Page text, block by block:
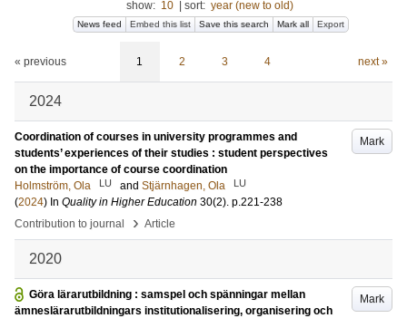
show: 10 sort: year (new to old)
News feed Embed this list Save this search Mark all Export
« previous 1 2 3 4 next »
2024
Mark
Coordination of courses in university programmes and
students’ experiences of their studies : student perspectives
on the importance of course coordination
Holmström, Ola
LU and Stjärnhagen, Ola LU
(2024) In Quality in Higher Education 30(2). p.221-238
Contribution to journal
› Article
2020
Mark
Göra lärarutbildning : samspel och spänningar mellan
ämneslärarutbildningars institutionalisering, organisering och